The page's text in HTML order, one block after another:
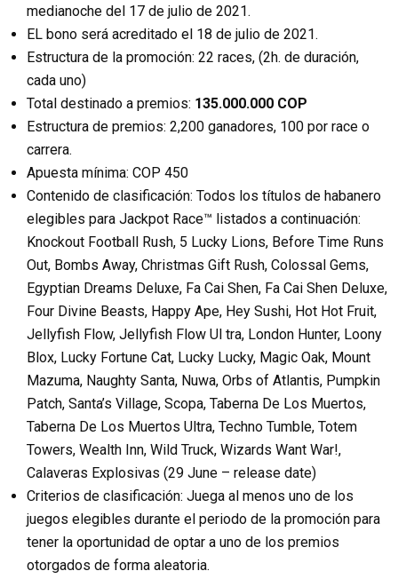
medianoche del 17 de julio de 2021.
EL bono será acreditado el 18 de julio de 2021.
Estructura de la promoción: 22 races, (2h. de duración,
cada uno)
Total destinado a premios: 135.000.000 COP
Estructura de premios: 2,200 ganadores, 100 por race o
carrera.
Apuesta mínima: COP 450
Contenido de clasificación: Todos los títulos de habanero
elegibles para Jackpot Race™ listados a continuación:
Knockout Football Rush, 5 Lucky Lions, Before Time Runs
Out, Bombs Away, Christmas Gift Rush, Colossal Gems,
Egyptian Dreams Deluxe, Fa Cai Shen, Fa Cai Shen Deluxe,
Four Divine Beasts, Happy Ape, Hey Sushi, Hot Hot Fruit,
Jellyfish Flow, Jellyfish Flow Ul tra, London Hunter, Loony
Blox, Lucky Fortune Cat, Lucky Lucky, Magic Oak, Mount
Mazuma, Naughty Santa, Nuwa, Orbs of Atlantis, Pumpkin
Patch, Santa’s Village, Scopa, Taberna De Los Muertos,
Taberna De Los Muertos Ultra, Techno Tumble, Totem
Towers, Wealth Inn, Wild Truck, Wizards Want War!,
Calaveras Explosivas (29 June – release date)
Criterios de clasificación: Juega al menos uno de los
juegos elegibles durante el periodo de la promoción para
tener la oportunidad de optar a uno de los premios
otorgados de forma aleatoria.